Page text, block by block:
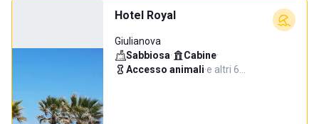
Hotel Royal
Giulianova
Sabbiosa· Cabine·
Accesso animali·e altri 6…